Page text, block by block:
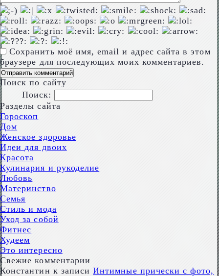
Сохранить моё имя, email и адрес сайта в этом
браузере для последующих моих комментариев.
Поиск по сайту
Поиск:
Разделы сайта
Гороскоп
Дом
Женское здоровье
Идеи для двоих
Красота
Кулинария и рукоделие
Любовь
Материнство
Семья
Стиль и мода
Уход за собой
Фитнес
Худеем
Это интересно
Свежие комментарии
Константин к записиИнтимные прически с фото,